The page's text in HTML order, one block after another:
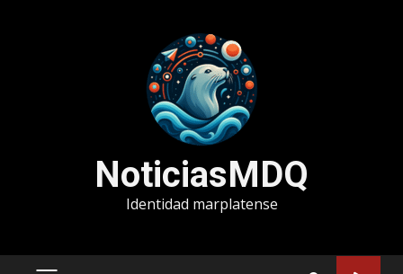
NoticiasMDQ
Identidad marplatense